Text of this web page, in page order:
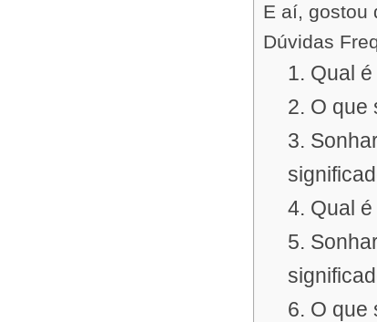
E aí, gostou
Dúvidas
1. Qual
2. O que
3.
4. Qual
5.
6. O que